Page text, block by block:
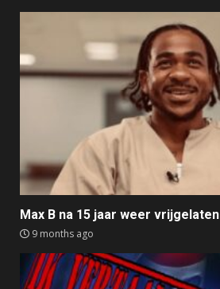
Max B na 15 jaar weer vrijgelaten
9 months ago